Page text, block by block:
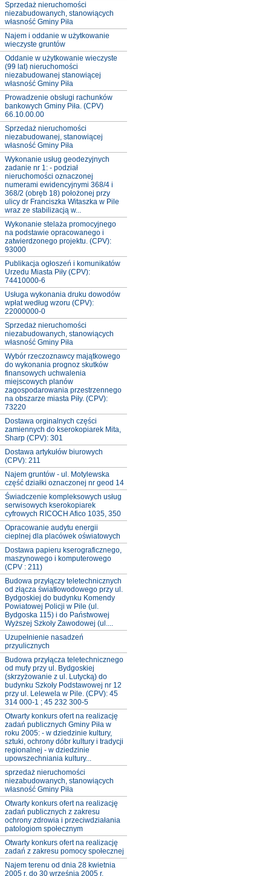
Sprzedaż nieruchomości
niezabudowanych, stanowiących
własność Gminy Piła
Najem i oddanie w użytkowanie
wieczyste gruntów
Oddanie w użytkowanie wieczyste
(99 lat) nieruchomości
niezabudowanej stanowiącej
własność Gminy Piła
Prowadzenie obsługi rachunków
bankowych Gminy Piła. (CPV)
66.10.00.00
Sprzedaż nieruchomości
niezabudowanej, stanowiącej
własność Gminy Piła
Wykonanie usług geodezyjnych
zadanie nr 1: - podział
nieruchomości oznaczonej
numerami ewidencyjnymi 368/4 i
368/2 (obręb 18) położonej przy
ulicy dr Franciszka Witaszka w Pile
wraz ze stabilizacją w...
Wykonanie stelaża promocyjnego
na podstawie opracowanego i
zatwierdzonego projektu. (CPV):
93000
Publikacja ogłoszeń i komunikatów
Urzedu Miasta Piły (CPV):
74410000-6
Usługa wykonania druku dowodów
wpłat według wzoru (CPV):
22000000-0
Sprzedaż nieruchomości
niezabudowanych, stanowiących
własność Gminy Piła
Wybór rzeczoznawcy majątkowego
do wykonania prognoz skutków
finansowych uchwalenia
miejscowych planów
zagospodarowania przestrzennego
na obszarze miasta Piły. (CPV):
73220
Dostawa orginalnych części
zamiennych do kserokopiarek Mita,
Sharp (CPV): 301
Dostawa artykułów biurowych
(CPV): 211
Najem gruntów - ul. Motylewska
część działki oznaczonej nr geod 14
Świadczenie kompleksowych usług
serwisowych kserokopiarek
cyfrowych RICOCH Afico 1035, 350
Opracowanie audytu energii
cieplnej dla placówek oświatowych
Dostawa papieru kserograficznego,
maszynowego i komputerowego
(CPV : 211)
Budowa przyłączy teletechnicznych
od złącza światłowodowego przy ul.
Bydgoskiej do budynku Komendy
Powiatowej Policji w Pile (ul.
Bydgoska 115) i do Państwowej
Wyższej Szkoły Zawodowej (ul....
Uzupełnienie nasadzeń
przyulicznych
Budowa przyłącza teletechnicznego
od mufy przy ul. Bydgoskiej
(skrzyżowanie z ul. Lutycką) do
budynku Szkoły Podstawowej nr 12
przy ul. Lelewela w Pile. (CPV): 45
314 000-1 ; 45 232 300-5
Otwarty konkurs ofert na realizację
zadań publicznych Gminy Piła w
roku 2005: - w dziedzinie kultury,
sztuki, ochrony dóbr kultury i tradycji
regionalnej - w dziedzinie
upowszechniania kultury...
sprzedaż nieruchomości
niezabudowanych, stanowiących
własność Gminy Piła
Otwarty konkurs ofert na realizację
zadań publicznych z zakresu
ochrony zdrowia i przeciwdziałania
patologiom społecznym
Otwarty konkurs ofert na realizację
zadań z zakresu pomocy społecznej
Najem terenu od dnia 28 kwietnia
2005 r. do 30 września 2005 r.